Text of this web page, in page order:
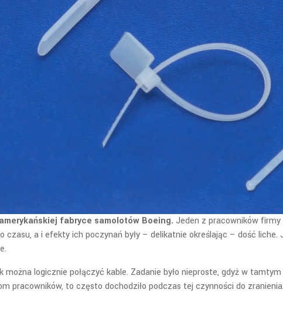
fabryce samolotów Boeing. Jeden z pracowników firmy
a i efekty ich poczynań były – delikatnie określając – dość liche.
można logicznie połączyć kable. Zadanie było nieproste, gdyż w
pracowników, to często dochodziło podczas tej czynności do zranienia.